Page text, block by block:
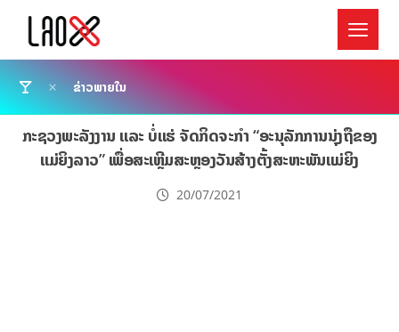
ຂ່າວພາຍໃນ
ກະຊວງພະລັງງານ ແລະ ບໍ່ແຮ່ ຈັດກິດຈະກຳ “ອະນຸລັກການນຸ່ງຖືຂອງ
ແມ່ຍິງລາວ” ເພື່ອສະເຫຼີມສະຫຼອງວັນສ້າງຕັ້ງສະຫະພັນແມ່ຍິງ
20/07/2021